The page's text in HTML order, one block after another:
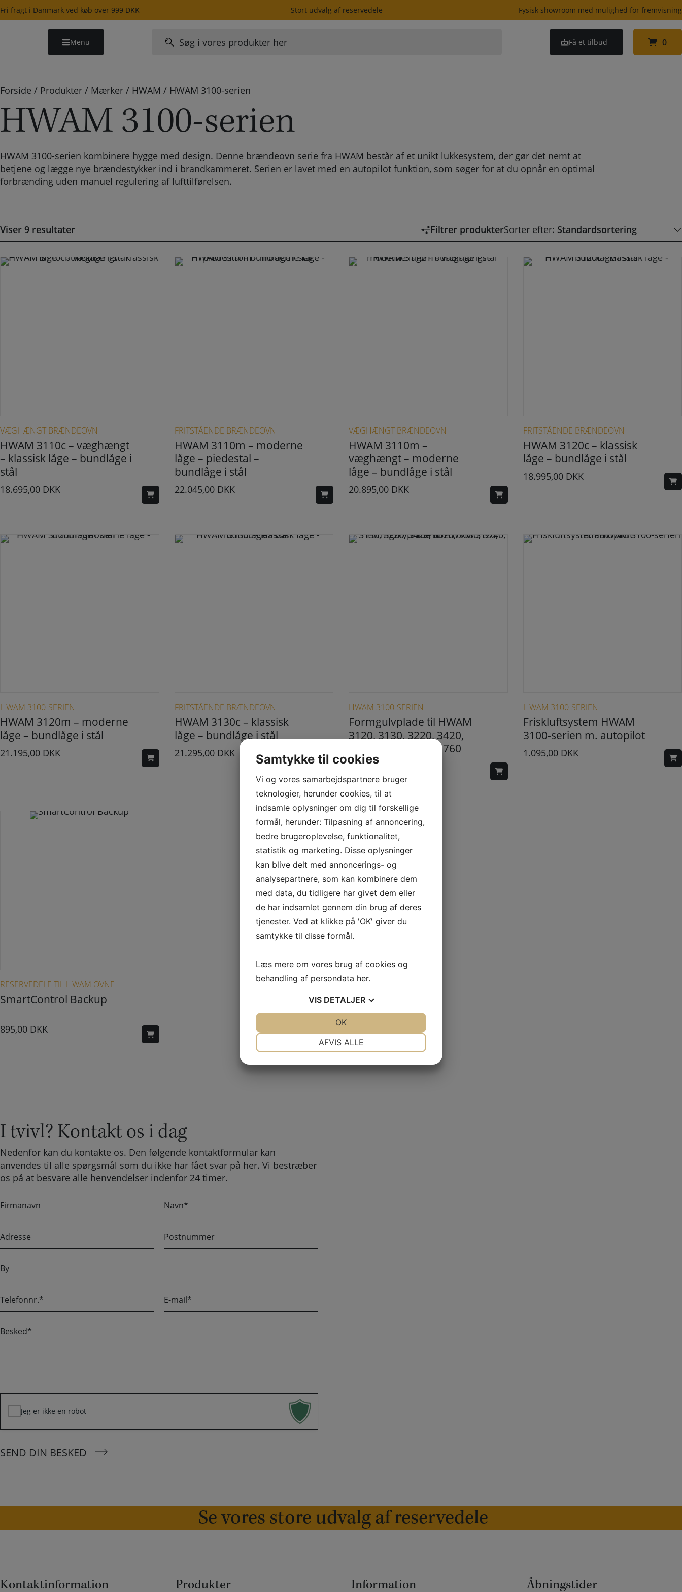
Hop
til
Fri fragt i Danmark ved køb over 999 DKK Stort udvalg af reservedele Fysisk showroom med mulighed for fremvisning
Menu
efter:
Få et tilbud 0
0
Forside / Produkter / Mærker / HWAM / HWAM 3100-serien
HWAM 3100-serien
HWAM 3100-serien kombinere hygge med design. Denne brændeovn serie fra HWAM består af et unikt lukkesystem, der gør det nemt at
betjene og lægge nye brændestykker ind i brandkammeret. Serien er lavet med en autopilot funktion, som søger for at du opnår en optimal
forbrænding uden manuel regulering af lufttilførelsen.
Viser 9 resultater Filtrer produkterSorter efter:
VÆGHÆNGT BRÆNDEOVN
HWAM 3110c – væghængt
– klassisk låge – bundlåge i
stål
18.695,00 DKK
FRITSTÅENDE BRÆNDEOVN
HWAM 3110m – moderne
låge – piedestal –
bundlåge i stål
22.045,00 DKK
VÆGHÆNGT BRÆNDEOVN
HWAM 3110m –
væghængt – moderne
låge – bundlåge i stål
20.895,00 DKK
FRITSTÅENDE BRÆNDEOVN
HWAM 3120c – klassisk
låge – bundlåge i stål
18.995,00 DKK
HWAM 3100-SERIEN
HWAM 3120m – moderne
låge – bundlåge i stål
21.195,00 DKK
FRITSTÅENDE BRÆNDEOVN
HWAM 3130c – klassisk
låge – bundlåge i stål
21.295,00 DKK
HWAM 3100-SERIEN
Formgulvplade til HWAM
3120, 3130, 3220, 3420,
3520, 3530, 3740, 3760
1.050,00
HWAM 3100-SERIEN
Friskluftsystem HWAM
3100-serien m. autopilot
1.095,00 DKK
RESERVEDELE TIL HWAM OVNE
SmartControl Backup
895,00 DKK
I tvivl? Kontakt os i dag
Nedenfor kan du kontakte os. Den følgende kontaktformular kan
anvendes til alle spørgsmål som du ikke har fået svar på her. Vi bestræber
os på at besvare alle henvendelser indenfor 24 timer.
i
r
m
a
a
a
v
n
d
r
e
s
e
o
s
m
y
e
l
e
f
-
m
e
*
Jeg er ikke en robot
SEND DIN BESKED
Se vores store udvalg af reservedele
Kontaktinformation Produkter Information Åbningstider
Samtykke til cookies
Vi og vores samarbejdspartnere bruger
teknologier, herunder cookies, til at
indsamle oplysninger om dig til forskellige
formål, herunder: Tilpasning af annoncering,
bedre brugeroplevelse, funktionalitet,
statistik og marketing. Disse oplysninger
kan blive delt med annoncerings- og
analysepartnere, som kan kombinere dem
med data, du tidligere har givet dem eller
de har indsamlet gennem din brug af deres
tjenester. Ved at klikke på 'OK' giver du
samtykke til disse formål.
Læs mere om vores brug af cookies og
behandling af persondata her.
VIS DETALJER
AFVIS ALLE
OK